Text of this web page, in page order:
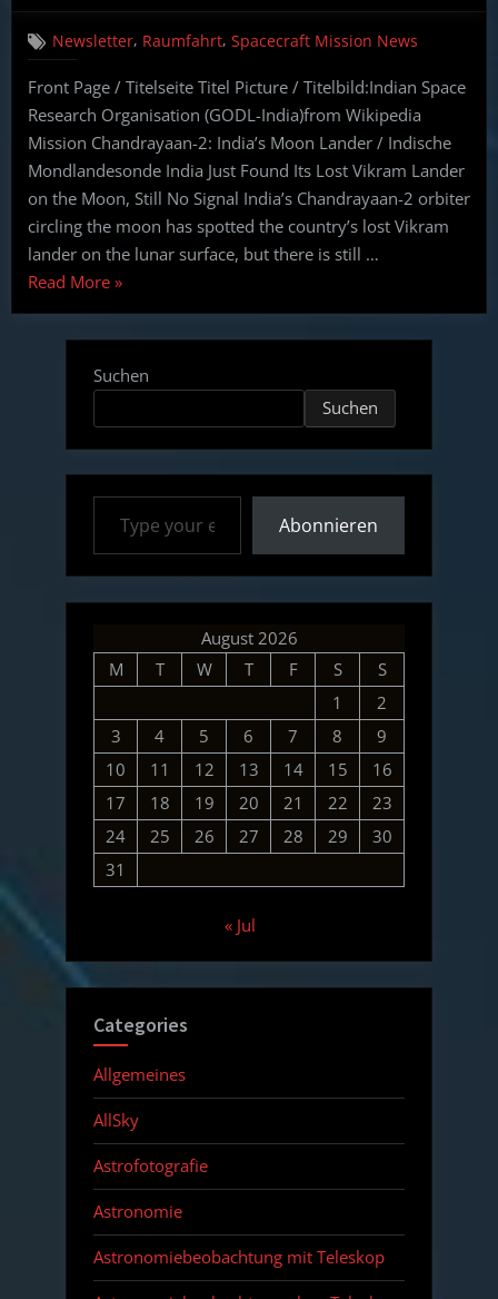
Mission
(English,
German)
–
12.09.19
Newsletter, Raumfahrt,Spacecraft Mission News
Front Page / Titelseite Titel Picture / Titelbild:Indian Space
Research Organisation (GODL-India)from Wikipedia
Mission Chandrayaan-2: India’s Moon Lander / Indische
Mondlandesonde India Just Found Its Lost Vikram Lander
on the Moon, Still No Signal India’s Chandrayaan-2 orbiter
circling the moon has spotted the country’s lost Vikram
lander on the lunar surface, but there is still …
Read More“Weekly
Spacecraft
Mission
News
(English,
–
12.09.19”
»
Suchen
Suchen
Type your email…
Abonnieren
August 2026
M
T W T F S
S
1
2
3
4 5 6 7 8
9
10
11 12 13 14 15
16
17
18 19 20 21 22
23
24
25 26 27 28 29
30
31
« Jul
Categories
Allgemeines
AllSky
Astrofotografie
Astronomie
Astronomiebeobachtung mit Teleskop